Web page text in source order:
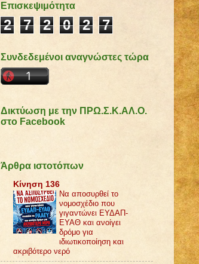
Επισκεψιμότητα
2 7 2 0 2 7
Συνδεδεμένοι αναγνώστες τώρα
Δικτύωση με την ΠΡΩ.Σ.Κ.ΑΛ.Ο.
στο Facebook
Άρθρα ιστοτόπων
Κίνηση 136
Να αποσυρθεί το
νομοσχέδιο που
γιγαντώνει ΕΥΔΑΠ-
ΕΥΑΘ και ανοίγει
δρόμο για
ιδιωτικοποίηση και
ακριβότερο νερό